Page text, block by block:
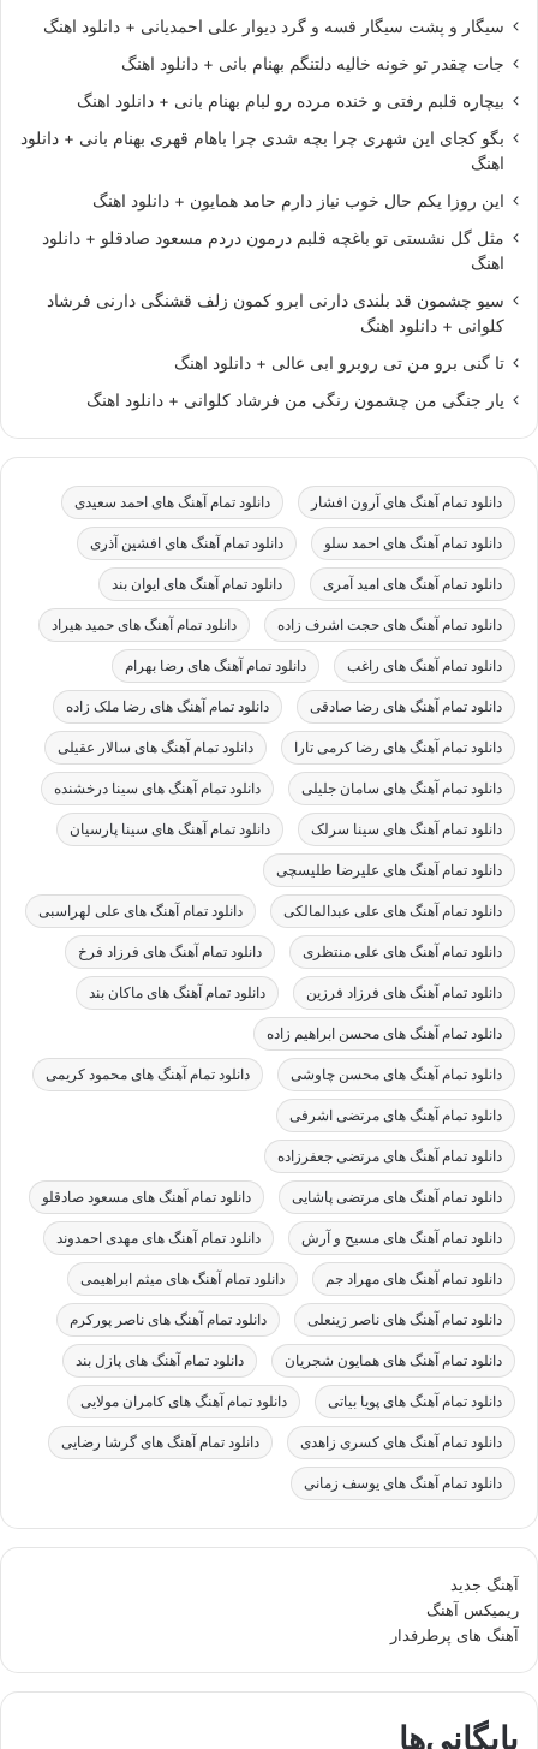
سیگار و پشت سیگار قسه و گرد دیوار علی احمدیانی + دانلود اهنگ
جات چقدر تو خونه خالیه دلتنگم بهنام بانی + دانلود اهنگ
بیچاره قلبم رفتی و خنده مرده رو لبام بهنام بانی + دانلود اهنگ
بگو کجای این شهری چرا بچه شدی چرا باهام قهری بهنام بانی + دانلود
اهنگ
این روزا یکم حال خوب نیاز دارم حامد همایون + دانلود اهنگ
مثل گل نشستی تو باغچه قلبم درمون دردم مسعود صادقلو + دانلود
اهنگ
سیو چشمون قد بلندی دارنی ابرو کمون زلف قشنگی دارنی فرشاد
کلوانی + دانلود اهنگ
تا گنی برو من تی روبرو ابی عالی + دانلود اهنگ
یار جنگی من چشمون رنگی من فرشاد کلوانی + دانلود اهنگ
دانلود تمام آهنگ های آرون افشار دانلود تمام آهنگ های احمد سعیدی
دانلود تمام آهنگ های احمد سلو دانلود تمام آهنگ های افشین آذری
دانلود تمام آهنگ های امید آمری دانلود تمام آهنگ های ایوان بند
دانلود تمام آهنگ های حجت اشرف زاده دانلود تمام آهنگ های حمید هیراد
دانلود تمام آهنگ های راغب دانلود تمام آهنگ های رضا بهرام
دانلود تمام آهنگ های رضا صادقی دانلود تمام آهنگ های رضا ملک زاده
دانلود تمام آهنگ های رضا کرمی تارا دانلود تمام آهنگ های سالار عقیلی
دانلود تمام آهنگ های سامان جلیلی دانلود تمام آهنگ های سینا درخشنده
دانلود تمام آهنگ های سینا سرلک دانلود تمام آهنگ های سینا پارسیان
دانلود تمام آهنگ های علیرضا طلیسچی
دانلود تمام آهنگ های علی عبدالمالکی دانلود تمام آهنگ های علی لهراسبی
دانلود تمام آهنگ های علی منتظری دانلود تمام آهنگ های فرزاد فرخ
دانلود تمام آهنگ های فرزاد فرزین دانلود تمام آهنگ های ماکان بند
دانلود تمام آهنگ های محسن ابراهیم زاده
دانلود تمام آهنگ های محسن چاوشی دانلود تمام آهنگ های محمود کریمی
دانلود تمام آهنگ های مرتضی اشرفی
دانلود تمام آهنگ های مرتضی جعفرزاده
دانلود تمام آهنگ های مرتضی پاشایی دانلود تمام آهنگ های مسعود صادقلو
دانلود تمام آهنگ های مسیح و آرش دانلود تمام آهنگ های مهدی احمدوند
دانلود تمام آهنگ های مهراد جم دانلود تمام آهنگ های میثم ابراهیمی
دانلود تمام آهنگ های ناصر زینعلی دانلود تمام آهنگ های ناصر پورکرم
دانلود تمام آهنگ های همایون شجریان دانلود تمام آهنگ های پازل بند
دانلود تمام آهنگ های پویا بیاتی دانلود تمام آهنگ های کامران مولایی
دانلود تمام آهنگ های کسری زاهدی دانلود تمام آهنگ های گرشا رضایی
دانلود تمام آهنگ های یوسف زمانی
آهنگ جدید
ریمیکس آهنگ
آهنگ های پرطرفدار
بایگانی‌ها